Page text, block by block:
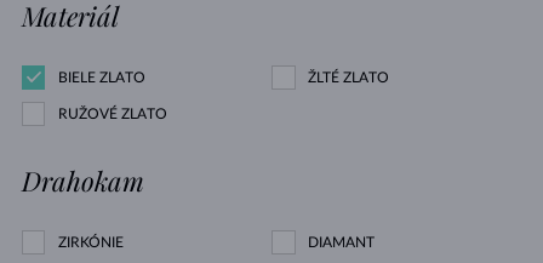
Materiál
BIELE ZLATO ŽLTÉ ZLATO
RUŽOVÉ ZLATO
Drahokam
ZIRKÓNIE DIAMANT